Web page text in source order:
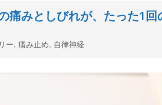
痛みとしびれが、たった1回
ー, 痛み止め, 自律神経